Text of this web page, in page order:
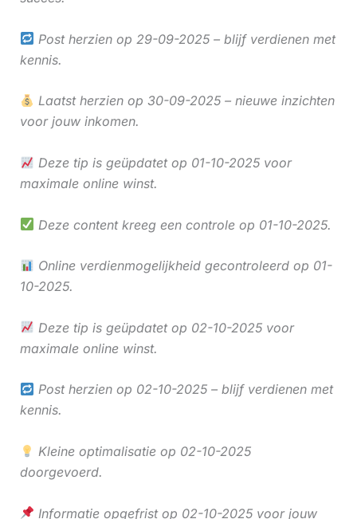
Post herzien op 29-09-2025 – blijf verdienen met
kennis.
Laatst herzien op 30-09-2025 – nieuwe inzichten
voor jouw inkomen.
Deze tip is geüpdatet op 01-10-2025 voor
maximale online winst.
Deze content kreeg een controle op 01-10-2025.
Online verdienmogelijkheid gecontroleerd op 01-
10-2025.
Deze tip is geüpdatet op 02-10-2025 voor
maximale online winst.
Post herzien op 02-10-2025 – blijf verdienen met
kennis.
Kleine optimalisatie op 02-10-2025
doorgevoerd.
Informatie opgefrist op 02-10-2025 voor jouw